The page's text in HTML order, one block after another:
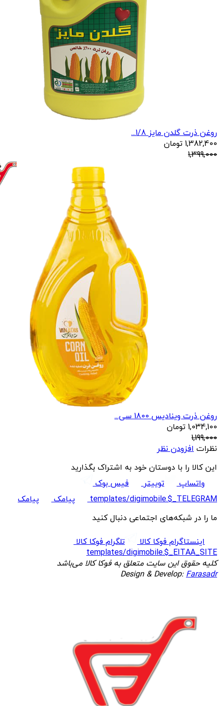
روغن ذرت گلدن مایز 1/8...
1,382,400 تومان
1,399,000
روغن ذرت وینادیس 1800 سی...
1,034,100 تومان
1,199,000
نظرات افزودن نظر
این کالا را با دوستان خود به اشتراک بگذارید
واتساپ
توییتر
فیس بوک
templates/digimobile.$_TELEGRAM
پیامک
پیامک
ما را در شبکه‌های اجتماعی دنبال کنید
اینستاگرام فوکا کالا
تلگرام فوکا کالا
templates/digimobile.$_EITAA_SITE
کلیه حقوق این سایت متعلق به فوکا کالا می‌باشد
Design & Develop:Farasadr